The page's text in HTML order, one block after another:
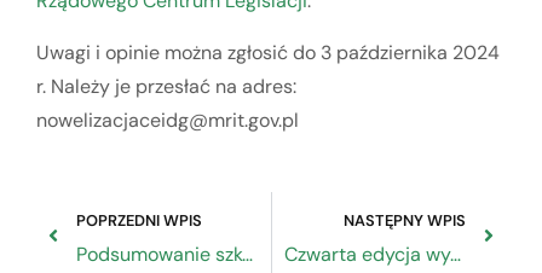
Uwagi i opinie można zgłosić do 3 października 2024
r. Należy je przesłać na adres:
nowelizacjaceidg@mrit.gov.pl
POPRZEDNI WPIS
Podsumowanie szkolenia online pn. „Standardy Ochrony Małoletnich”
NASTĘPNY WPIS
Czwarta edycja wydarzenia „Rzemieślniczy Bazar” na Kieleckim Rynku